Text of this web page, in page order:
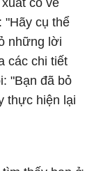
có vẻ
"Hãy cụ thể
những lời
các chi tiết
"Bạn đã bỏ
thực hiện lại